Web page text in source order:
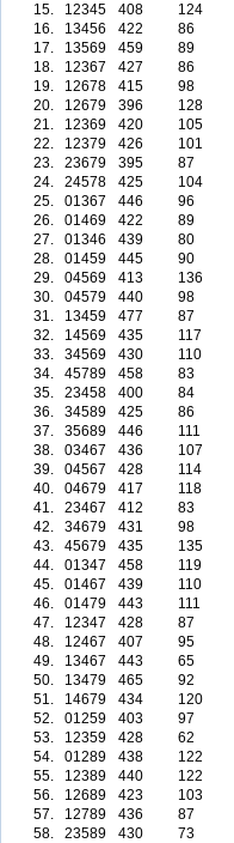
15.
12345 408 124
16.
13456 422 86
17.
13569 459 89
18.
12367 427 86
19.
12678 415 98
20.
12679 396 128
21.
12369 420 105
22.
12379 426 101
23.
23679 395 87
24.
24578 425 104
25.
01367 446 96
26.
01469 422 89
27.
01346 439 80
28.
01459 445 90
29.
04569 413 136
30.
04579 440 98
31.
13459 477 87
32.
14569 435 117
33.
34569 430 110
34.
45789 458 83
35.
23458 400 84
36.
34589 425 86
37.
35689 446 111
38.
03467 436 107
39.
04567 428 114
40.
04679 417 118
41.
23467 412 83
42.
34679 431 98
43.
45679 435 135
44.
01347 458 119
45.
01467 439 110
46.
01479 443 111
47.
12347 428 87
48.
12467 407 95
49.
13467 443 65
50.
13479 465 92
51.
14679 434 120
52.
01259 403 97
53.
12359 428 62
54.
01289 438 122
55.
12389 440 122
56.
12689 423 103
57.
12789 436 87
58.
23589 430 73